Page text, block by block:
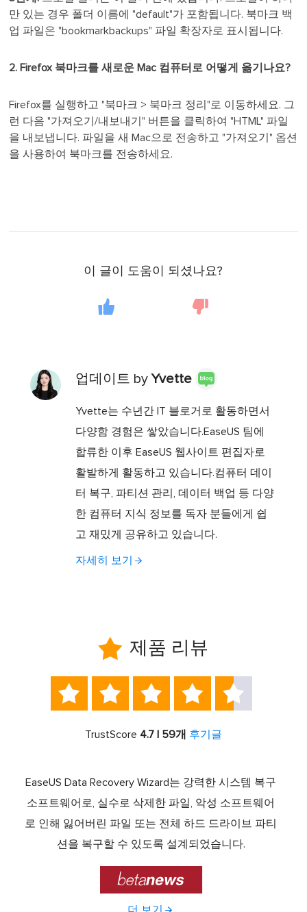
만 있는 경우 폴더 이름에 "default"가 포함됩니다. 북마크 백
업 파일은 "bookmarkbackups" 파일 확장자로 표시됩니다.
2. Firefox 북마크를 새로운 Mac 컴퓨터로 어떻게 옮기나요?
Firefox를 실행하고 "북마크 > 북마크 정리"로 이동하세요. 그
런 다음 "가져오기/내보내기" 버튼을 클릭하여 "HTML" 파일
을 내보냅니다. 파일을 새 Mac으로 전송하고 "가져오기" 옵션
을 사용하여 북마크를 전송하세요.
이 글이 도움이 되셨나요?
업데이트 byYvette
Yvette는 수년간 IT 블로거로 활동하면서
다양함 경험은 쌓았습니다.EaseUS 팀에
합류한 이후 EaseUS 웹사이트 편집자로
활발하게 활동하고 있습니다.컴퓨터 데이
터 복구, 파티션 관리, 데이터 백업 등 다양
한 컴퓨터 지식 정보를 독자 분들에게 쉽
고 재밌게 공유하고 있습니다.
자세히 보기
 제품 리뷰
    
TrustScore 4.7 | 59개 후기글
EaseUS Data Recovery Wizard는 강력한 시스템 복구
소프트웨어로, 실수로 삭제한 파일, 악성 소프트웨어
로 인해 잃어버린 파일 또는 전체 하드 드라이브 파티
션을 복구할 수 있도록 설계되었습니다.
